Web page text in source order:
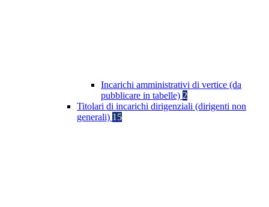
Incarichi amministrativi di vertice (da
pubblicare in tabelle) 2
Titolari di incarichi dirigenziali (dirigenti non
generali) 15